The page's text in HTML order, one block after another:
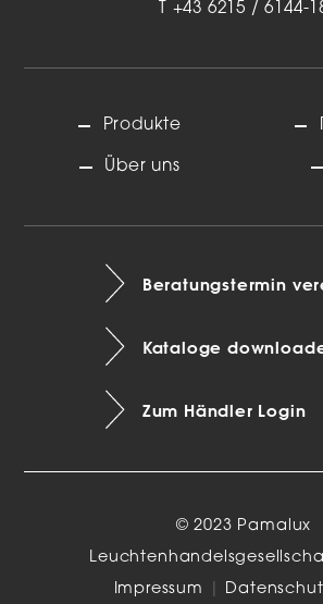
T +43 6215 / 6144-
Produkte
Über uns
Beratungstermin
Kataloge
Zum Händler Login
© 2023 Pamalux
Impressum